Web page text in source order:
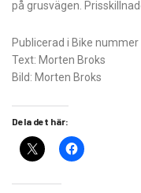
på grusvägen.
Publicerad i Bike nummer
Text: Morten Broks
Bild: Morten Broks
Dela det här: